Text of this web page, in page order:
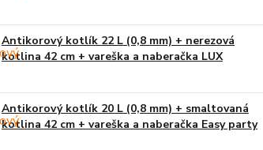
Antikorový kotlík 22 L (0,8 mm) + nerezová
kotlina 42 cm + vareška a naberačka LUX
Antikorový kotlík 20 L (0,8 mm) + smaltovaná
kotlina 42 cm + vareška a naberačka Easy party